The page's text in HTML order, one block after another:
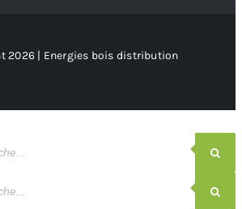
2026 | Energies bois distribution